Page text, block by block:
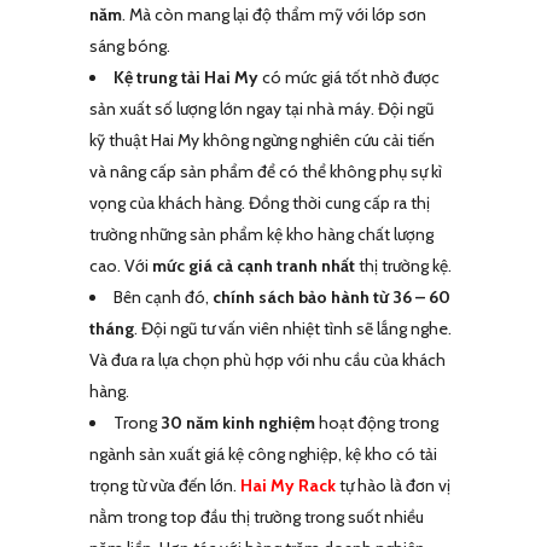
năm. Mà còn mang lại độ thẩm mỹ với lớp sơn
sáng bóng.
Kệ trung tải Hai Mycó mức giá tốt nhờ được
sản xuất số lượng lớn ngay tại nhà máy. Đội ngũ
kỹ thuật Hai My không ngừng nghiên cứu cải tiến
và nâng cấp sản phẩm để có thể không phụ sự kì
vọng của khách hàng. Đồng thời cung cấp ra thị
trường những sản phẩm kệ kho hàng chất lượng
cao. Với mức giá cả cạnh tranh nhấtthị trường kệ.
Bên cạnh đó, chính sách bảo hành từ 36 – 60
tháng. Đội ngũ tư vấn viên nhiệt tình sẽ lắng nghe.
Và đưa ra lựa chọn phù hợp với nhu cầu của khách
hàng.
Trong 30 năm kinh nghiệm hoạt động trong
ngành sản xuất giá kệ công nghiệp, kệ kho có tải
trọng từ vừa đến lớn. Hai My Racktự hào là đơn vị
nằm trong top đầu thị trường trong suốt nhiều